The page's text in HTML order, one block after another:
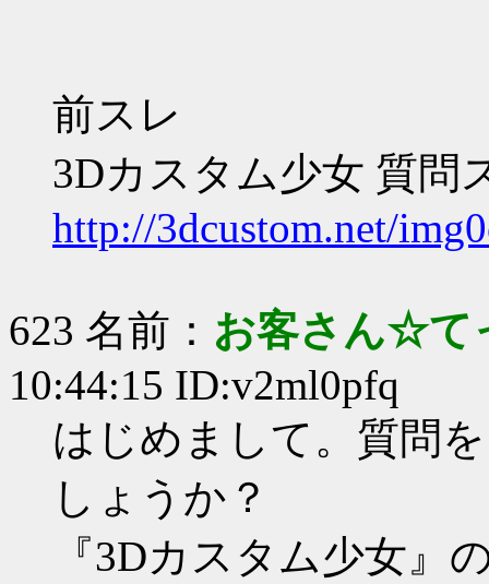
前スレ
3Dカスタム少女 質問
http://3dcustom.net/
623 名前： お客さん☆て
10:44:15 ID:v2ml0pfq
はじめまして。質問
しょうか？
『3Dカスタム少女』